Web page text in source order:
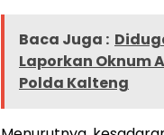
Baca Juga :
Laporkan Oknum
Polda Kalteng